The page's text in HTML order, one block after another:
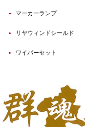
マーカーランプ
リヤウィンドシールド
ワイパーセット